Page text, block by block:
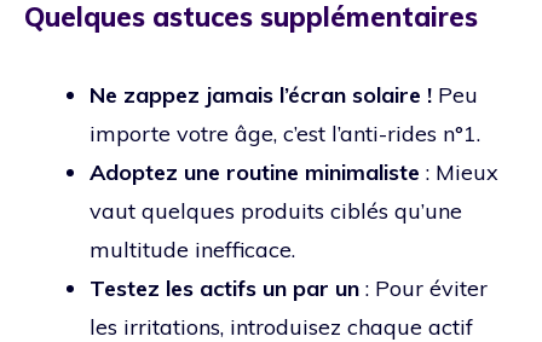
Quelques astuces supplémentaires
Ne zappez jamais l’écran solaire ! Peu
importe votre âge, c’est l’anti-rides n°1.
Adoptez une routine minimaliste : Mieux
vaut quelques produits ciblés qu’une
multitude inefficace.
Testez les actifs un par un : Pour éviter
les irritations, introduisez chaque actif